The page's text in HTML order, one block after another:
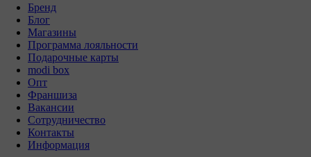
Бренд
Блог
Магазины
Программа лояльности
Подарочные карты
modi box
Опт
Франшиза
Вакансии
Сотрудничество
Контакты
Информация